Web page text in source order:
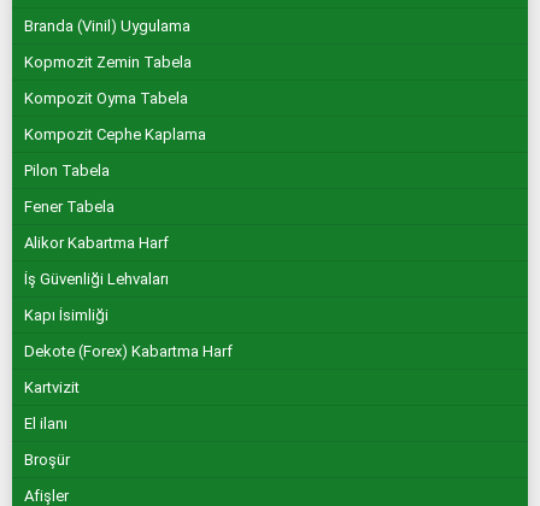
Branda (Vinil) Uygulama
Kopmozit Zemin Tabela
Kompozit Oyma Tabela
Kompozit Cephe Kaplama
Pilon Tabela
Fener Tabela
Alikor Kabartma Harf
İş Güvenliği Lehvaları
Kapı İsimliği
Dekote (Forex) Kabartma Harf
Kartvizit
El ilanı
Broşür
Afişler